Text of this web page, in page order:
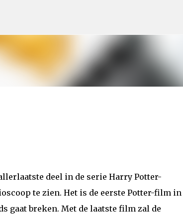
deel in de serie Harry Potter-
te zien. Het is de eerste Potter-film in
gaat breken. Met de laatste film zal de